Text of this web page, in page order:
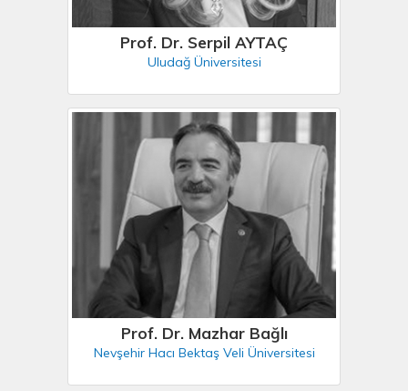
Prof. Dr. Serpil AYTAÇ
Uludağ Üniversitesi
Prof. Dr. Mazhar Bağlı
Nevşehir Hacı Bektaş Veli Üniversitesi